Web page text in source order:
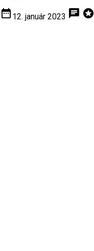
date_range 12. január 2023 chat stars